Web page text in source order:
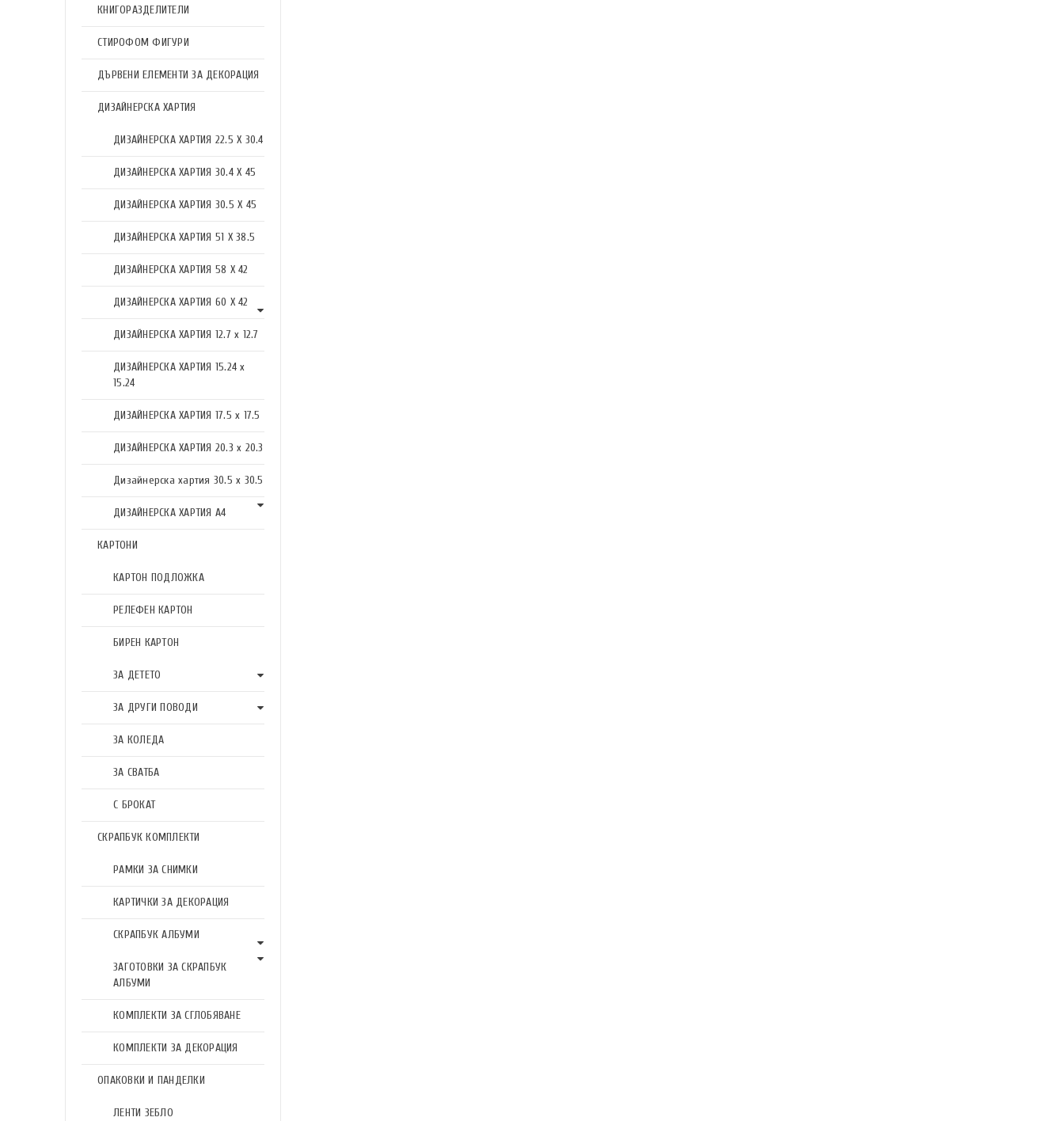
КНИГОРАЗДЕЛИТЕЛИ
СТИРОФОМ ФИГУРИ
ДЪРВЕНИ ЕЛЕМЕНТИ ЗА ДЕКОРАЦИЯ
ДИЗАЙНЕРСКА ХАРТИЯ
ДИЗАЙНЕРСКА ХАРТИЯ 22.5 X 30.4
ДИЗАЙНЕРСКА ХАРТИЯ 30.4 X 45
ДИЗАЙНЕРСКА ХАРТИЯ 30.5 X 45
ДИЗАЙНЕРСКА ХАРТИЯ 51 X 38.5
ДИЗАЙНЕРСКА ХАРТИЯ 58 X 42
ДИЗАЙНЕРСКА ХАРТИЯ 60 X 42
ДИЗАЙНЕРСКА ХАРТИЯ 12.7 x 12.7
ДИЗАЙНЕРСКА ХАРТИЯ 15.24 x
15.24
ДИЗАЙНЕРСКА ХАРТИЯ 17.5 х 17.5
ДИЗАЙНЕРСКА ХАРТИЯ 20.3 х 20.3
Дизайнерска хартия 30.5 х 30.5
ДИЗАЙНЕРСКА ХАРТИЯ А4
КАРТОНИ
КАРТОН ПОДЛОЖКА
РЕЛЕФЕН КАРТОН
БИРЕН КАРТОН
ЗА ДЕТЕТО
ЗА ДРУГИ ПОВОДИ
ЗА КОЛЕДА
ЗА СВАТБА
С БРОКАТ
СКРАПБУК КОМПЛЕКТИ
РАМКИ ЗА СНИМКИ
КАРТИЧКИ ЗА ДЕКОРАЦИЯ
СКРАПБУК АЛБУМИ
ЗАГОТОВКИ ЗА СКРАПБУК
АЛБУМИ
КОМПЛЕКТИ ЗА СГЛОБЯВАНЕ
КОМПЛЕКТИ ЗА ДЕКОРАЦИЯ
ОПАКОВКИ И ПАНДЕЛКИ
ЛЕНТИ ЗЕБЛО